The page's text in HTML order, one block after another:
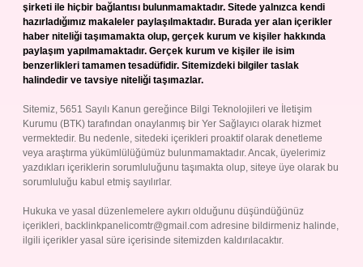
şirketi ile hiçbir bağlantısı bulunmamaktadır. Sitede yalnızca kendi
hazırladığımız makaleler paylaşılmaktadır. Burada yer alan içerikler
haber niteliği taşımamakta olup, gerçek kurum ve kişiler hakkında
paylaşım yapılmamaktadır. Gerçek kurum ve kişiler ile isim
benzerlikleri tamamen tesadüfidir. Sitemizdeki bilgiler taslak
halindedir ve tavsiye niteliği taşımazlar.
Sitemiz, 5651 Sayılı Kanun gereğince Bilgi Teknolojileri ve İletişim
Kurumu (BTK) tarafından onaylanmış bir Yer Sağlayıcı olarak hizmet
vermektedir. Bu nedenle, sitedeki içerikleri proaktif olarak denetleme
veya araştırma yükümlülüğümüz bulunmamaktadır. Ancak, üyelerimiz
yazdıkları içeriklerin sorumluluğunu taşımakta olup, siteye üye olarak bu
sorumluluğu kabul etmiş sayılırlar.
Hukuka ve yasal düzenlemelere aykırı olduğunu düşündüğünüz
içerikleri, backlinkpanelicomtr@gmail.com adresine bildirmeniz halinde,
ilgili içerikler yasal süre içerisinde sitemizden kaldırılacaktır.